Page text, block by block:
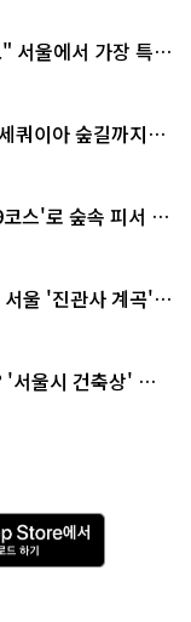
서울에서 가장 특별
쿼이아 숲길까지…
스'로 숲속 피서 떠
울 '진관사 계곡'이
'서울시 건축상' 수
A
p
p